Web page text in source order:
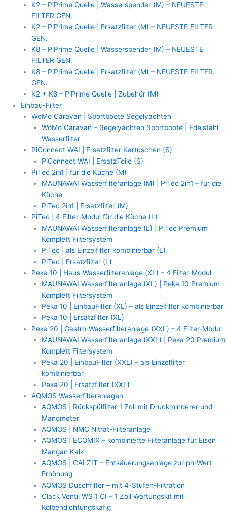
K2 – PiPrime Quelle | Wasserspender (M) – NEUESTE
FILTER GEN.
K2 – PiPrime Quelle | Ersatzfilter (M) – NEUESTE FILTER
GEN.
K8 – PiPrime Quelle | Wasserspender (M) – NEUESTE
FILTER GEN.
K8 – PiPrime Quelle | Ersatzfilter (M) – NEUESTE FILTER
GEN.
K2 + K8 – PiPrime Quelle | Zubehör (M)
Einbau-Filter
WoMo Caravan | Sportboote Segelyachten
WoMo Caravan – Segelyachten Sportboote | Edelstahl
Wasserfilter
PiConnect WAI | Ersatzfilter Kartuschen (S)
PiConnect WAI | ErsatzTeile (S)
PiTec 2in1 | für die Küche (M)
MAUNAWAI Wasserfilteranlage (M) | PiTec 2in1 – für die
Küche
PiTec 2in1 | Ersatzfilter (M)
PiTec | 4 Filter-Modul für die Küche (L)
MAUNAWAI Wasserfilteranlage (L) | PiTec Premium
Komplett Filtersystem
PiTec | als Einzelfilter kombinierbar (L)
PiTec | Ersatzfilter (L)
Peka 10 | Haus-Wasserfilteranlage (XL) – 4 Filter-Modul
MAUNAWAI Wasserfilteranlage (XL) | Peka 10 Premium
Komplett Filtersystem
Peka 10 | EinbauFilter (XL) – als Einzelfilter kombinierbar
Peka 10 | Ersatzfilter (XL)
Peka 20 | Gastro-Wasserfilteranlage (XXL) – 4 Filter-Modul
MAUNAWAI Wasserfilteranlage (XXL) | Peka 20 Premium
Komplett Filtersystem
Peka 20 | EinbauFilter (XXL) – als Einzelfilter
kombinierbar
Peka 20 | Ersatzfilter (XXL)
AQMOS Wasserfilteranlagen
AQMOS | Rückspülfilter 1 Zoll mit Druckminderer und
Manometer
AQMOS | NMC Nitrat-Filteranlage
AQMOS | ECOMIX – kombinierte Filteranlage für Eisen
Mangan Kalk
AQMOS | CALZIT – Entsäuerungsanlage zur ph-Wert
Erhöhung
AQMOS Duschfilter – mit 4-Stufen-Filtration
Clack Ventil WS 1 CI – 1 Zoll Wartungskit mit
Kolbendichtungskäfig